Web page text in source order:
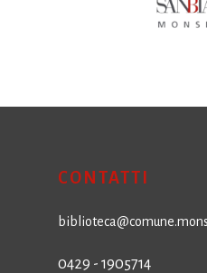
CONTATTI
0429 - 1905714